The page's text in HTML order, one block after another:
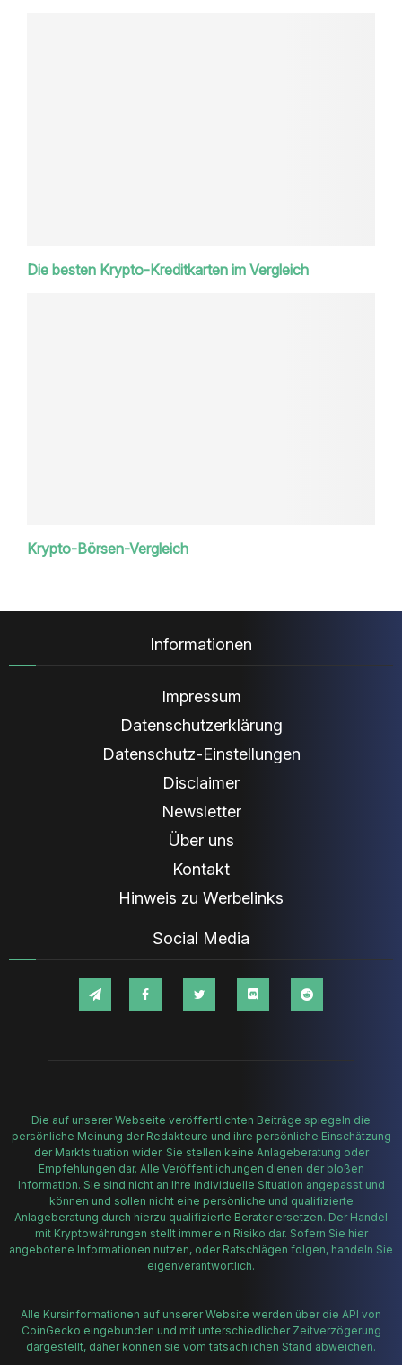
Die besten Krypto-Kreditkarten im Vergleich
Krypto-Börsen-Vergleich
Informationen
Impressum
Datenschutzerklärung
Datenschutz-Einstellungen
Disclaimer
Newsletter
Über uns
Kontakt
Hinweis zu Werbelinks
Social Media
Die auf unserer Webseite veröffentlichten Beiträge spiegeln die
persönliche Meinung der Redakteure und ihre persönliche Einschätzung
der Marktsituation wider. Sie stellen keine Anlageberatung oder
Empfehlungen dar. Alle Veröffentlichungen dienen der bloßen
Information. Sie sind nicht an Ihre individuelle Situation angepasst und
können und sollen nicht eine persönliche und qualifizierte
Anlageberatung durch hierzu qualifizierte Berater ersetzen. Der Handel
mit Kryptowährungen stellt immer ein Risiko dar. Sofern Sie hier
angebotene Informationen nutzen, oder Ratschlägen folgen, handeln Sie
eigenverantwortlich.
Alle Kursinformationen auf unserer Website werden über die API von
CoinGecko eingebunden und mit unterschiedlicher Zeitverzögerung
dargestellt, daher können sie vom tatsächlichen Stand abweichen.